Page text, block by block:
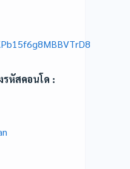
รหัสคอนโด :